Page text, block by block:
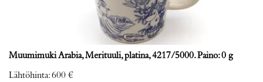
Muumimuki Arabia, Merituuli, platina, 4217/5000. Paino: 0 g
Lähtöhinta:600 €